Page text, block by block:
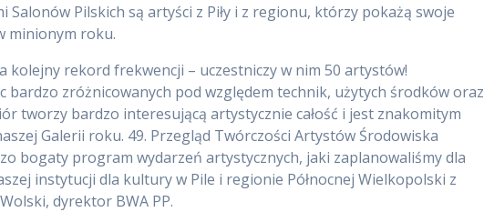
Salonów Pilskich są artyści z Piły i z regionu, którzy pokażą swoje
minionym roku.
kolejny rekord frekwencji – uczestniczy w nim 50 artystów!
bardzo zróżnicowanych pod względem technik, użytych środków oraz
tworzy bardzo interesującą artystycznie całość i jest znakomitym
Galerii roku. 49. Przegląd Twórczości Artystów Środowiska
bogaty program wydarzeń artystycznych, jaki zaplanowaliśmy dla
instytucji dla kultury w Pile i regionie Północnej Wielkopolski z
dyrektor BWA PP.